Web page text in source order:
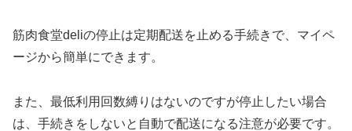
筋肉食堂deliの停止は定期配送を止める手続きで、マイペ
ージから簡単にできます。
また、最低利用回数縛りはないのですが停止したい場合
は、手続きをしないと自動で配送になる注意が必要です。